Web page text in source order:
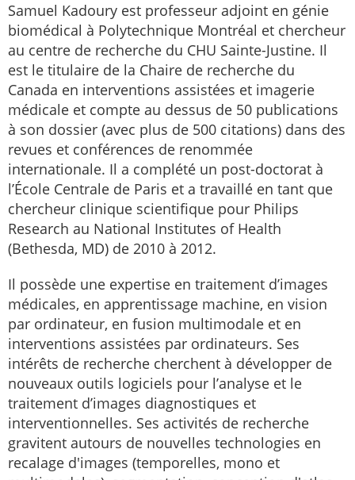
Samuel Kadoury est professeur adjoint en génie
biomédical à Polytechnique Montréal et chercheur
au centre de recherche du CHU Sainte-Justine. Il
est le titulaire de la Chaire de recherche du
Canada en interventions assistées et imagerie
médicale et compte au dessus de 50 publications
à son dossier (avec plus de 500 citations) dans des
revues et conférences de renommée
internationale. Il a complété un post-doctorat à
l’École Centrale de Paris et a travaillé en tant que
chercheur clinique scientifique pour Philips
Research au National Institutes of Health
(Bethesda, MD) de 2010 à 2012.
Il possède une expertise en traitement d’images
médicales, en apprentissage machine, en vision
par ordinateur, en fusion multimodale et en
interventions assistées par ordinateurs. Ses
intérêts de recherche cherchent à développer de
nouveaux outils logiciels pour l’analyse et le
traitement d’images diagnostiques et
interventionnelles. Ses activités de recherche
gravitent autours de nouvelles technologies en
recalage d'images (temporelles, mono et